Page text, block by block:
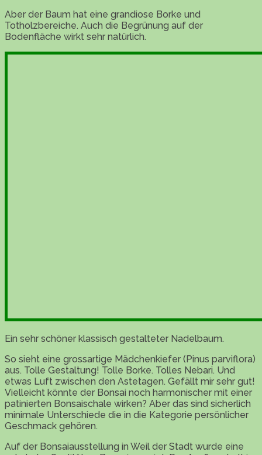
Aber der Baum hat eine grandiose Borke und
Totholzbereiche. Auch die Begrünung auf der
Bodenfläche wirkt sehr natürlich.
Ein sehr schöner klassisch gestalteter Nadelbaum.
So sieht eine grossartige Mädchenkiefer (Pinus parviflora)
aus. Tolle Gestaltung! Tolle Borke. Tolles Nebari. Und
etwas Luft zwischen den Astetagen. Gefällt mir sehr gut!
Vielleicht könnte der Bonsai noch harmonischer mit einer
patinierten Bonsaischale wirken? Aber das sind sicherlich
minimale Unterschiede die in die Kategorie persönlicher
Geschmack gehören.
Auf der Bonsaiausstellung in Weil der Stadt wurde eine